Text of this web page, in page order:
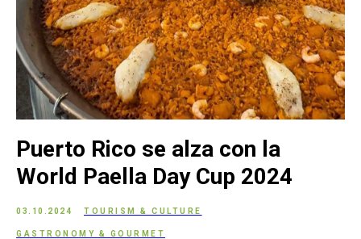
Puerto Rico se alza con la
World Paella Day Cup 2024
03.10.2024 TOURISM & CULTURE
GASTRONOMY & GOURMET